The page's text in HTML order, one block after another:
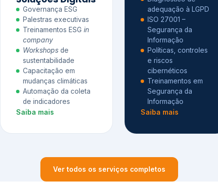
Governança ESG
Palestras executivas
Treinamentos ESG in
company
Workshops de
sustentabilidade
Capacitação em
mudanças climáticas
Automação da coleta
de indicadores
Saiba mais
adequação à LGPD
ISO 27001 –
Segurança da
Informação
Políticas, controles
e riscos
cibernéticos
Treinamentos em
Segurança da
Informação
Saiba mais
Ver todos os serviços completos